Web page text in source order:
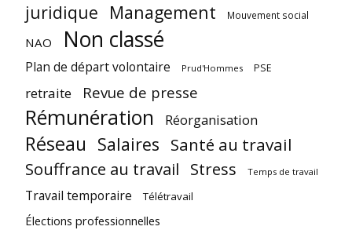
juridique Management Mouvement social
NAO Non classé
Plan de départ volontaire Prud'Hommes PSE
retraite Revue de presse
Rémunération Réorganisation
Réseau Salaires Santé au travail
Souffrance au travail Stress Temps de travail
Travail temporaire Télétravail
Élections professionnelles